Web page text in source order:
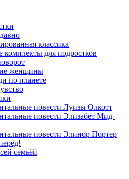
классика
для подростков
женщины
по планете
повести Луизы Олкотт
повести Элизабет Мид-
повести Элинор Портер
семьёй